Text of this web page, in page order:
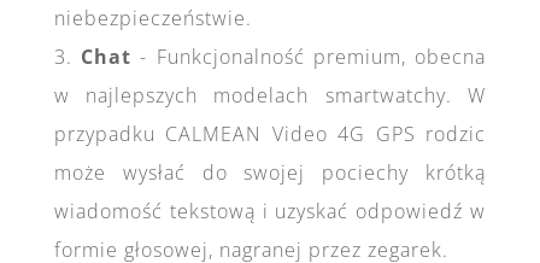
niebezpieczeństwie.
3. Chat - Funkcjonalność premium, obecna
w najlepszych modelach smartwatchy. W
przypadku CALMEAN Video 4G GPS rodzic
może wysłać do swojej pociechy krótką
wiadomość tekstową i uzyskać odpowiedź w
formie głosowej, nagranej przez zegarek.